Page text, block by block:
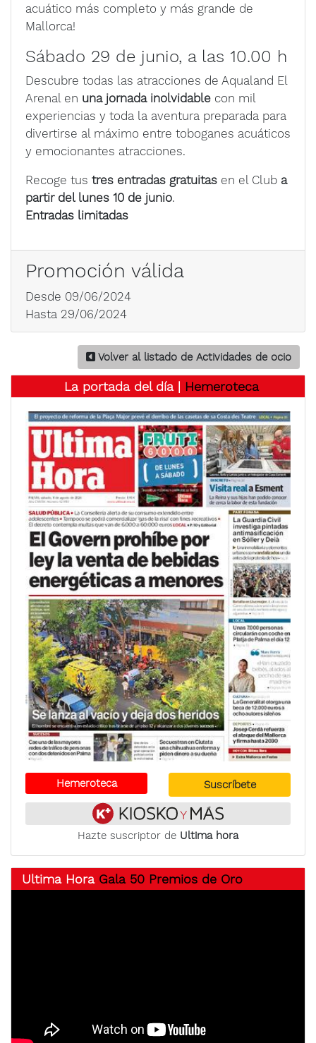
acuático más completo y más grande de
Mallorca!
Sábado 29 de junio, a las 10.00 h
Descubre todas las atracciones de Aqualand El
Arenal en una jornada inolvidable con mil
experiencias y toda la aventura preparada para
divertirse al máximo entre toboganes acuáticos
y emocionantes atracciones.
Recoge tus tres entradas gratuitas en el Club a
partir del lunes 10 de junio.
Entradas limitadas
Promoción válida
Desde 09/06/2024
Hasta 29/06/2024
Volver al listado de Actividades de ocio
La portada del día | Hemeroteca
Hemeroteca Suscríbete
Hazte suscriptor de Ultima hora
Ultima Hora Gala 50 Premios de Oro